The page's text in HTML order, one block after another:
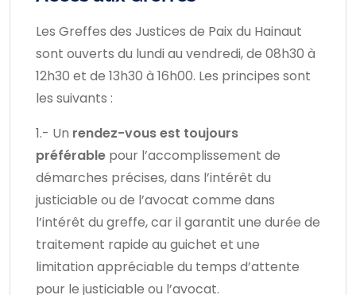
Les Greffes des Justices de Paix du Hainaut
sont ouverts du lundi au vendredi, de 08h30 à
12h30 et de 13h30 à 16h00. Les principes sont
les suivants :
1.- Un rendez-vous est toujours
préférable pour l’accomplissement de
démarches précises, dans l’intérêt du
justiciable ou de l’avocat comme dans
l’intérêt du greffe, car il garantit une durée de
traitement rapide au guichet et une
limitation appréciable du temps d’attente
pour le justiciable ou l’avocat.